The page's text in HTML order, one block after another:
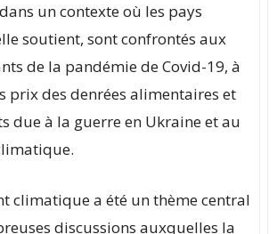
un contexte où les pays
soutient, sont confrontés aux
de la pandémie de Covid-19, à
prix des denrées alimentaires et
due à la guerre en Ukraine et au
climatique a été un thème central
discussions auxquelles la